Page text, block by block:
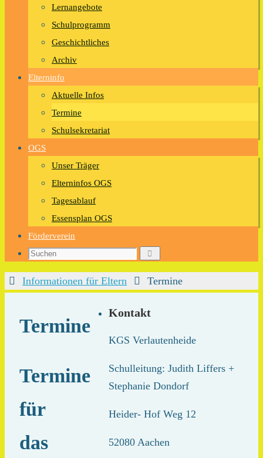
Lernangebote
Schulprogramm
Geschichtliches
Archiv
Elterninfo
Aktuelle Infos
Termine
Schulsekretariat
OGS
Unser Träger
Elterninfos OGS
Tagesablauf
Essensplan OGS
Förderverein
Suchen
nach:
Suchen
HomeInformationen für Eltern Termine
Termine
Termine
für
das
Kontakt
KGS Verlautenheide
Schulleitung: Judith Liffers +
Stephanie Dondorf
Heider- Hof Weg 12
52080 Aachen